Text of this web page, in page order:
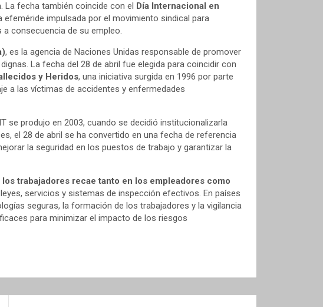
La fecha también coincide con el Día Internacional en
efeméride impulsada por el movimiento sindical para
consecuencia de su empleo.
, es la agencia de Naciones Unidas responsable de promover
La fecha del 28 de abril fue elegida para coincidir con
y Heridos, una iniciativa surgida en 1996 por parte
a las víctimas de accidentes y enfermedades
se produjo en 2003, cuando se decidió institucionalizarla
el 28 de abril se ha convertido en una fecha de referencia
la seguridad en los puestos de trabajo y garantizar la
trabajadores recae tanto en los empleadores como
servicios y sistemas de inspección efectivos. En países
seguras, la formación de los trabajadores y la vigilancia
para minimizar el impacto de los riesgos